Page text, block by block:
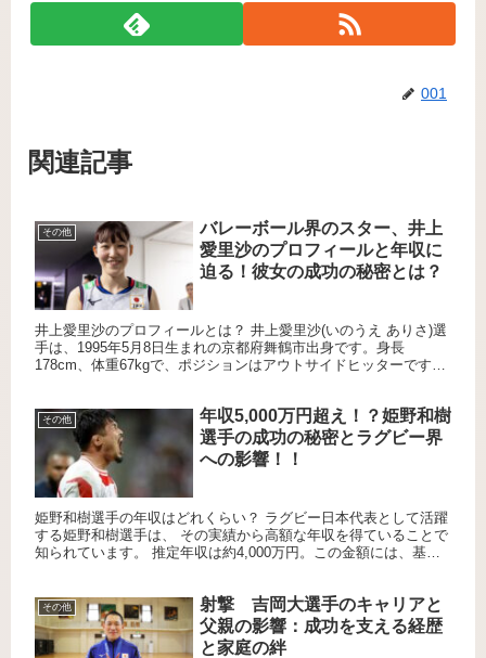
001
関連記事
その他
バレーボール界のスター、井上
愛里沙のプロフィールと年収に
迫る！彼女の成功の秘密とは？
井上愛里沙のプロフィールとは？ 井上愛里沙(いのうえ ありさ)選
手は、1995年5月8日生まれの京都府舞鶴市出身です。身長
178cm、体重67kgで、ポジションはアウトサイドヒッターです。
その他
年収5,000万円超え！？姫野和樹
選手の成功の秘密とラグビー界
への影響！！
姫野和樹選手の年収はどれくらい？ ラグビー日本代表として活躍
する姫野和樹選手は、 その実績から高額な年収を得ていることで
知られています。 推定年収は約4,000万円。この金額には、基本
その他
射撃 吉岡大選手のキャリアと
父親の影響：成功を支える経歴
と家庭の絆